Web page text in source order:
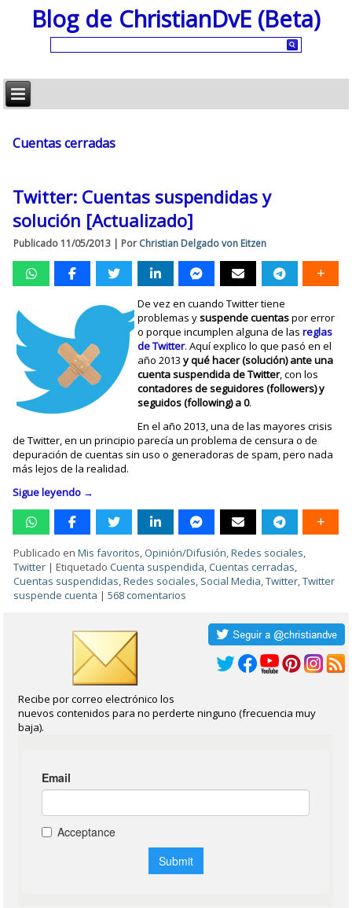
Blog de ChristianDvE (Beta)
Cuentas cerradas
Twitter: Cuentas suspendidas y
solución [Actualizado]
Publicado 11/05/2013 | Por Christian Delgado von Eitzen
De vez en cuando Twitter tiene
problemas ysuspende cuentaspor error
o porque incumplen alguna de las reglas
de Twitter. Aquí explico lo que pasó en el
año 2013 y qué hacer (solución) ante una
cuenta suspendida de Twitter, con los
contadores de seguidores (followers) y
seguidos (following) a 0.
En el año 2013, una de las mayores crisis
de Twitter, en un principio parecía un problema de censura o de
depuración de cuentas sin uso o generadoras de spam, pero nada
más lejos de la realidad.
Sigue leyendo →
Publicado en Mis favoritos, Opinión/Difusión,Redes sociales,
Twitter |Etiquetado Cuenta suspendida,Cuentas cerradas,
Cuentas suspendidas,Redes sociales, Social Media,Twitter,Twitter
suspende cuenta |568 comentarios
Recibe por correo electrónico los
nuevos contenidos para no perderte ninguno (frecuencia muy
baja).